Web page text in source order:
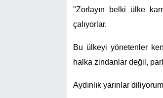
"Zorlayın belki ülke
çalıyorlar.
Bu ülkeyi yönetenler
halka zindanlar değil,
Aydınlık yarınlar